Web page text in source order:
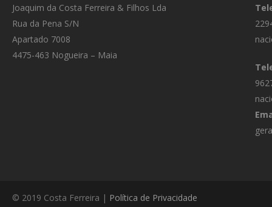
Joaquim da Costa Ferreira & Filhos Lda
Rua da Pena S/N
Apartado 7008
4475-463 Nogueira – Maia
© 2019 Costa Ferreira | Política de Privacidade